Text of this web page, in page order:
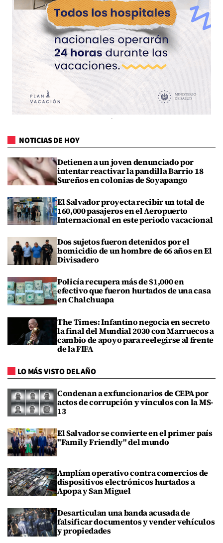
NOTICIAS DE HOY
Detienen a un joven denunciado por
intentar reactivar la pandilla Barrio 18
Sureños en colonias de Soyapango
El Salvador proyecta recibir un total de
160,000 pasajeros en el Aeropuerto
Internacional en este periodo vacacional
Dos sujetos fueron detenidos por el
homicidio de un hombre de 66 años en El
Divisadero
Policía recupera más de $1,000 en
efectivo que fueron hurtados de una casa
en Chalchuapa
The Times: Infantino negocia en secreto
la final del Mundial 2030 con Marruecos a
cambio de apoyo para reelegirse al frente
de la FIFA
LO MÁS VISTO DEL AÑO
Condenan a exfuncionarios de CEPA por
actos de corrupción y vínculos con la MS-
13
El Salvador se convierte en el primer país
"Family Friendly" del mundo
Amplían operativo contra comercios de
dispositivos electrónicos hurtados a
Apopa y San Miguel
Desarticulan una banda acusada de
falsificar documentos y vender vehículos
y propiedades